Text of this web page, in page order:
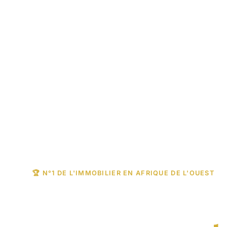
🏆 N°1 DE L'IMMOBILIER EN AFRIQUE DE L'OUEST